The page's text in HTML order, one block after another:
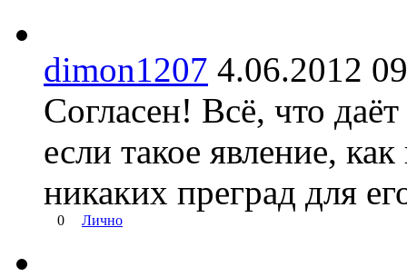
dimon1207 4.06.2012
Согласен! Всё, что
если такое явление,
никаких преград для
0 Лично